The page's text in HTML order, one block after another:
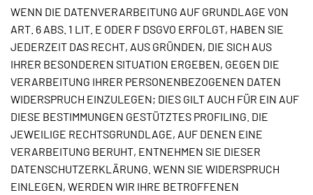
WENN DIE DATENVERARBEITUNG AUF GRUNDLAGE VON
ART. 6 ABS. 1 LIT. E ODER F DSGVO ERFOLGT, HABEN SIE
JEDERZEIT DAS RECHT, AUS GRÜNDEN, DIE SICH AUS
IHRER BESONDEREN SITUATION ERGEBEN, GEGEN DIE
VERARBEITUNG IHRER PERSONENBEZOGENEN DATEN
WIDERSPRUCH EINZULEGEN; DIES GILT AUCH FÜR EIN AUF
DIESE BESTIMMUNGEN GESTÜTZTES PROFILING. DIE
JEWEILIGE RECHTSGRUNDLAGE, AUF DENEN EINE
VERARBEITUNG BERUHT, ENTNEHMEN SIE DIESER
DATENSCHUTZERKLÄRUNG. WENN SIE WIDERSPRUCH
EINLEGEN, WERDEN WIR IHRE BETROFFENEN